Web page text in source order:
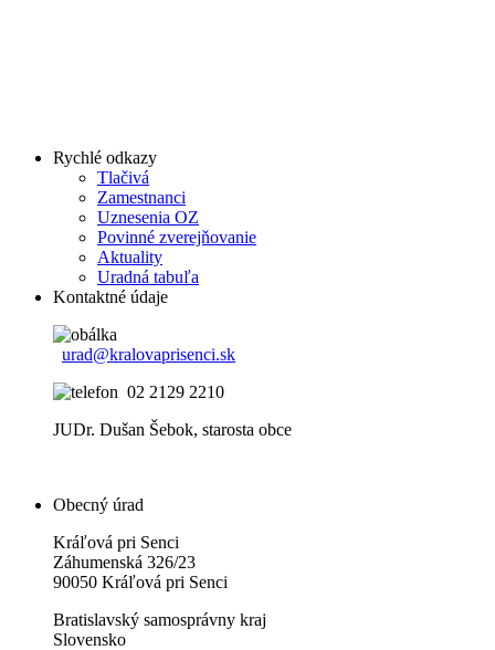
Rychlé odkazy
Tlačivá
Zamestnanci
Uznesenia OZ
Povinné zverejňovanie
Aktuality
Uradná tabuľa
Kontaktné údaje
urad@kralovaprisenci.sk
02 2129 2210
JUDr. Dušan Šebok, starosta obce
Obecný úrad
Kráľová pri Senci
Záhumenská 326/23
90050 Kráľová pri Senci
Bratislavský samosprávny kraj
Slovensko